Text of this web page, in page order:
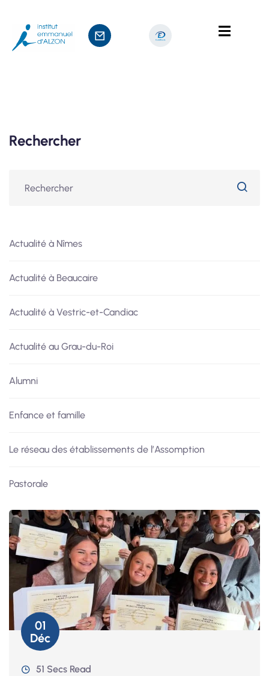
01
Déc
51 Secs Read
Rechercher
Actualité à Nîmes
Actualité à Beaucaire
Actualité à Vestric-et-Candiac
Actualité au Grau-du-Roi
Alumni
Enfance et famille
Le réseau des établissements de l’Assomption
Pastorale